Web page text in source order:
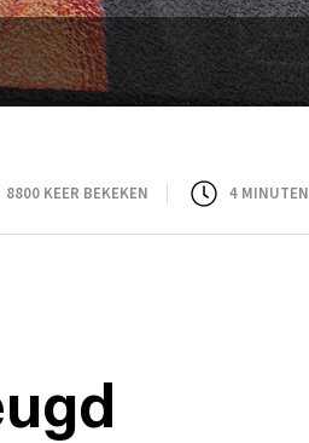
8800 KEER BEKEKEN 4